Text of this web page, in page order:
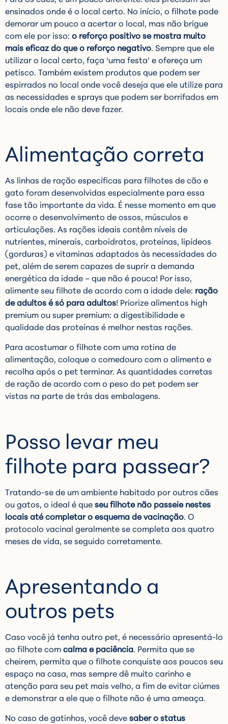
ensinados onde é o local certo. No início, o filhote pode
demorar um pouco a acertar o local, mas não brigue
com ele por isso: o reforço positivo se mostra muito
mais eficaz do que o reforço negativo. Sempre que ele
utilizar o local certo, faça ‘uma festa’ e ofereça um
petisco. Também existem produtos que podem ser
espirrados no local onde você deseja que ele utilize para
as necessidades e sprays que podem ser borrifados em
locais onde ele não deve fazer.
Alimentação correta
As linhas de ração específicas para filhotes de cão e
gato foram desenvolvidas especialmente para essa
fase tão importante da vida. É nesse momento em que
ocorre o desenvolvimento de ossos, músculos e
articulações. As rações ideais contêm níveis de
nutrientes, minerais, carboidratos, proteínas, lipídeos
(gorduras) e vitaminas adaptados às necessidades do
pet, além de serem capazes de suprir a demanda
energética da idade – que não é pouca! Por isso,
alimente seu filhote de acordo com a idade dele: ração
de adultos é só para adultos! Priorize alimentos high
premium ou super premium: a digestibilidade e
qualidade das proteínas é melhor nestas rações.
Para acostumar o filhote com uma rotina de
alimentação, coloque o comedouro com o alimento e
recolha após o pet terminar. As quantidades corretas
de ração de acordo com o peso do pet podem ser
vistas na parte de trás das embalagens.
Posso levar meu
filhote para passear?
Tratando-se de um ambiente habitado por outros cães
ou gatos, o ideal é que seu filhote não passeie nestes
locais até completar o esquema de vacinação. O
protocolo vacinal geralmente se completa aos quatro
meses de vida, se seguido corretamente.
Apresentando a
outros pets
Caso você já tenha outro pet, é necessário apresentá-lo
ao filhote com calma e paciência. Permita que se
cheirem, permita que o filhote conquiste aos poucos seu
espaço na casa, mas sempre dê muito carinho e
atenção para seu pet mais velho, a fim de evitar ciúmes
e demonstrar a ele que o filhote não é uma ameaça.
No caso de gatinhos, você deve saber o status